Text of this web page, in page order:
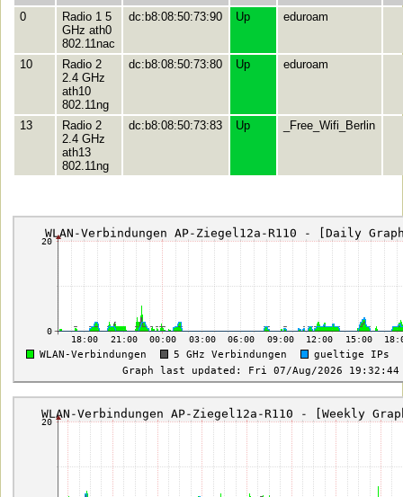
0
Radio 1 5
GHz ath0
802.11nac
dc:b8:08:50:73:90 Up eduroam
10
Radio 2
2.4 GHz
ath10
802.11ng
dc:b8:08:50:73:80 Up eduroam
13
Radio 2
2.4 GHz
ath13
802.11ng
dc:b8:08:50:73:83 Up _Free_Wifi_Berlin